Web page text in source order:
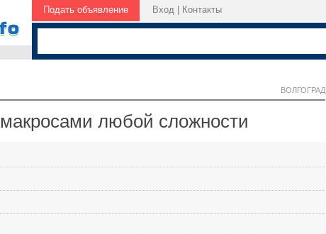
Подать объявление Вход Контакты
ВОЛГОГРАД
любой сложности